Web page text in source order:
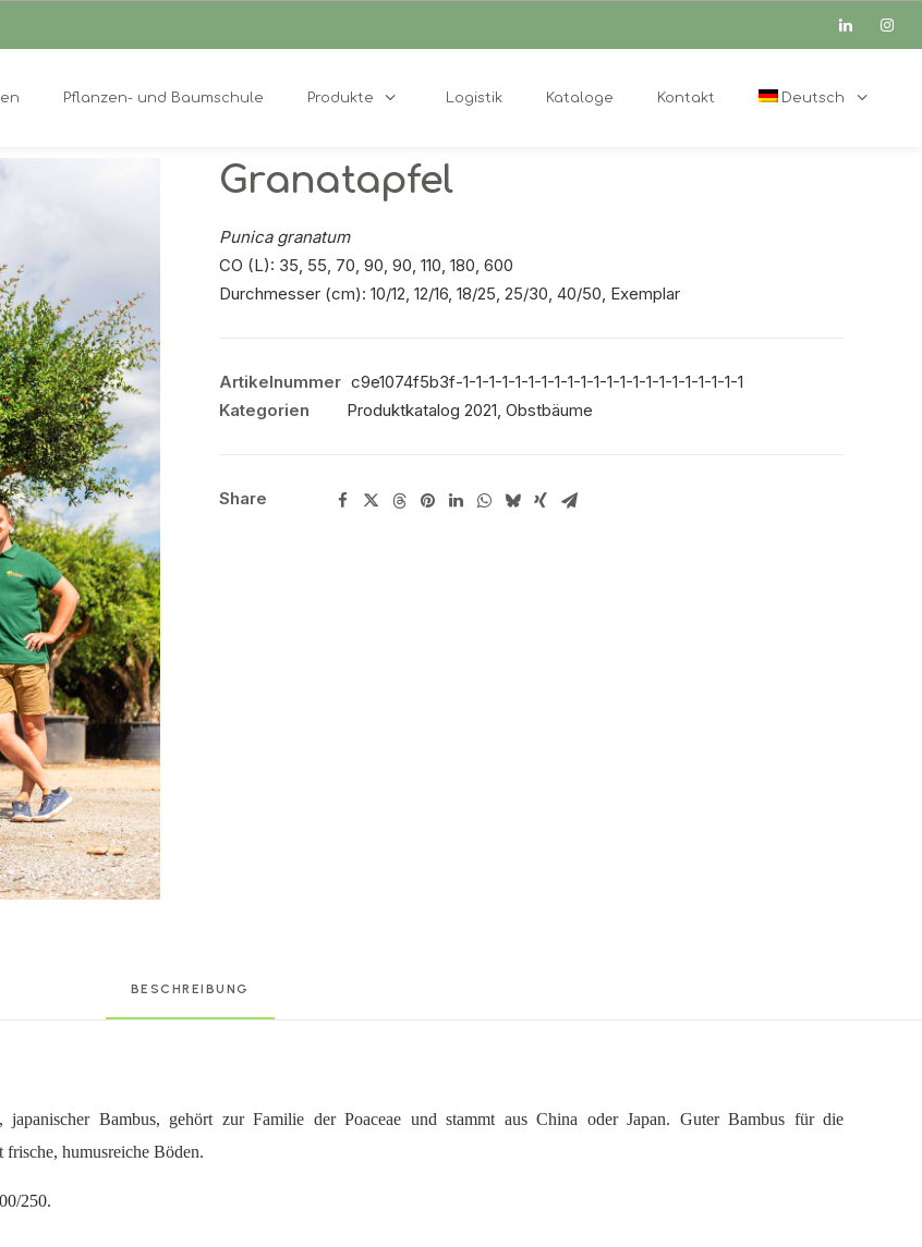
Pflanzen- und Baumschule Produkte Logistik Kataloge Kontakt Deutsch
Granatapfel
Punica granatum
CO (L): 35, 55, 70, 90, 90, 110, 180, 600
Durchmesser (cm): 10/12, 12/16, 18/25, 25/30, 40/50, Exemplar
Artikelnummer c9e1074f5b3f-1-1-1-1-1-1-1-1-1-1-1-1-1-1-1-1-1-1-1-1-1-1
Kategorien
Produktkatalog 2021, Obstbäume
Share
BESCHREIBUNG
japanischer Bambus, gehört zur Familie der Poaceae und stammt aus China oder Japan. Guter Bambus für die
humusreiche Böden.
250.